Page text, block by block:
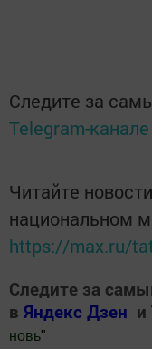
Следите за
Telegram-канале
Читайте
национальном
https://max.ru/
Следите за
в Яндекс Дзен и
новь"